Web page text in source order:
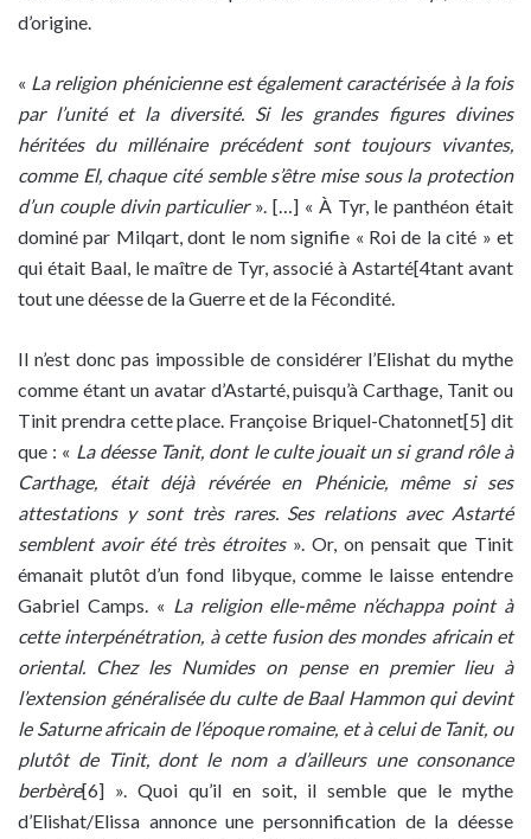
d’origine.
« La religion phénicienne est également caractérisée à la fois
par l’unité et la diversité. Si les grandes figures divines
héritées du millénaire précédent sont toujours vivantes,
comme El, chaque cité semble s’être mise sous la protection
d’un couple divin particulier». […] « À Tyr, le panthéon était
dominé par Milqart, dont le nom signifie « Roi de la cité » et
qui était Baal, le maître de Tyr, associé à Astarté[4tant avant
tout une déesse de la Guerre et de la Fécondité.
Il n’est donc pas impossible de considérer l’Elishat du mythe
comme étant un avatar d’Astarté, puisqu’à Carthage, Tanit ou
Tinit prendra cette place. Françoise Briquel-Chatonnet[5] dit
que : « La déesse Tanit, dont le culte jouait un si grand rôle à
Carthage, était déjà révérée en Phénicie, même si ses
attestations y sont très rares. Ses relations avec Astarté
semblent avoir été très étroites ». Or, on pensait que Tinit
émanait plutôt d’un fond libyque, comme le laisse entendre
Gabriel Camps. « La religion elle-même n’échappa point à
cette interpénétration, à cette fusion des mondes africain et
oriental. Chez les Numides on pense en premier lieu à
l’extension généralisée du culte de Baal Hammon qui devint
le Saturne africain de l’époque romaine, et à celui de Tanit, ou
plutôt de Tinit, dont le nom a d’ailleurs une consonance
berbère[6] ». Quoi qu’il en soit, il semble que le mythe
d’Elishat/Elissa annonce une personnification de la déesse